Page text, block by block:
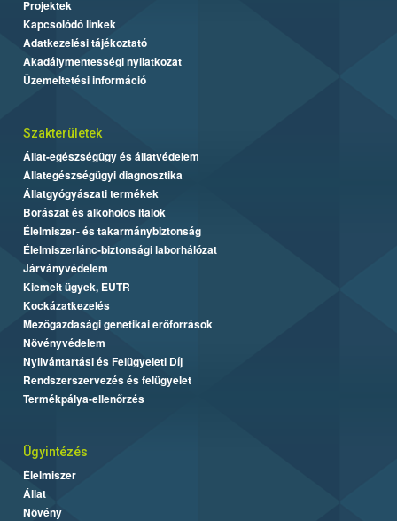
Projektek
Kapcsolódó linkek
Adatkezelési tájékoztató
Akadálymentességi nyilatkozat
Üzemeltetési információ
Szakterületek
Állat-egészségügy és állatvédelem
Állategészségügyi diagnosztika
Állatgyógyászati termékek
Borászat és alkoholos italok
Élelmiszer- és takarmánybiztonság
Élelmiszerlánc-biztonsági laborhálózat
Járványvédelem
Kiemelt ügyek, EUTR
Kockázatkezelés
Mezőgazdasági genetikai erőforrások
Növényvédelem
Nyilvántartási és Felügyeleti Díj
Rendszerszervezés és felügyelet
Termékpálya-ellenőrzés
Ügyintézés
Élelmiszer
Állat
Növény